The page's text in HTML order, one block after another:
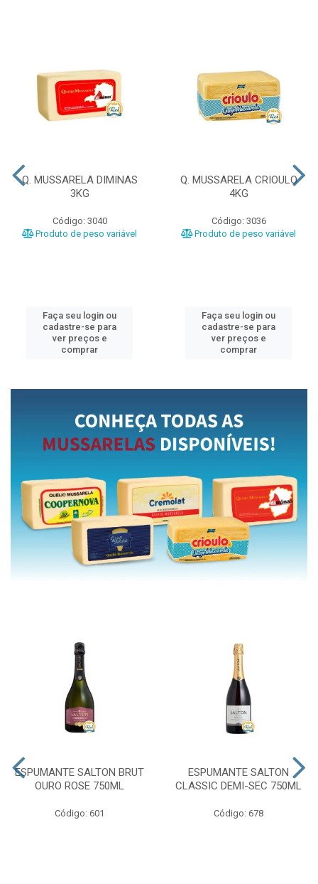
Q. MUSSARELA DIMINAS
3KG
Código: 3040
Produto de peso variável
Faça seu login ou
cadastre-se para
ver preços e
comprar
Q. MUSSARELA CRIOULO
4KG
Código: 3036
Produto de peso variável
Faça seu login ou
cadastre-se para
ver preços e
comprar
ESPUMANTE SALTON BRUT
OURO ROSE 750ML
Código: 601
ESPUMANTE SALTON
CLASSIC DEMI-SEC 750ML
Código: 678